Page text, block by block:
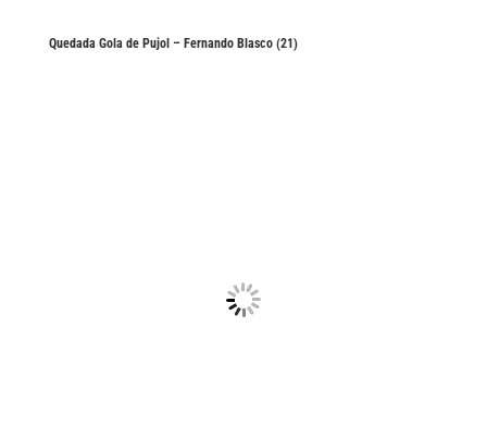
Quedada Gola de Pujol – Fernando Blasco (21)